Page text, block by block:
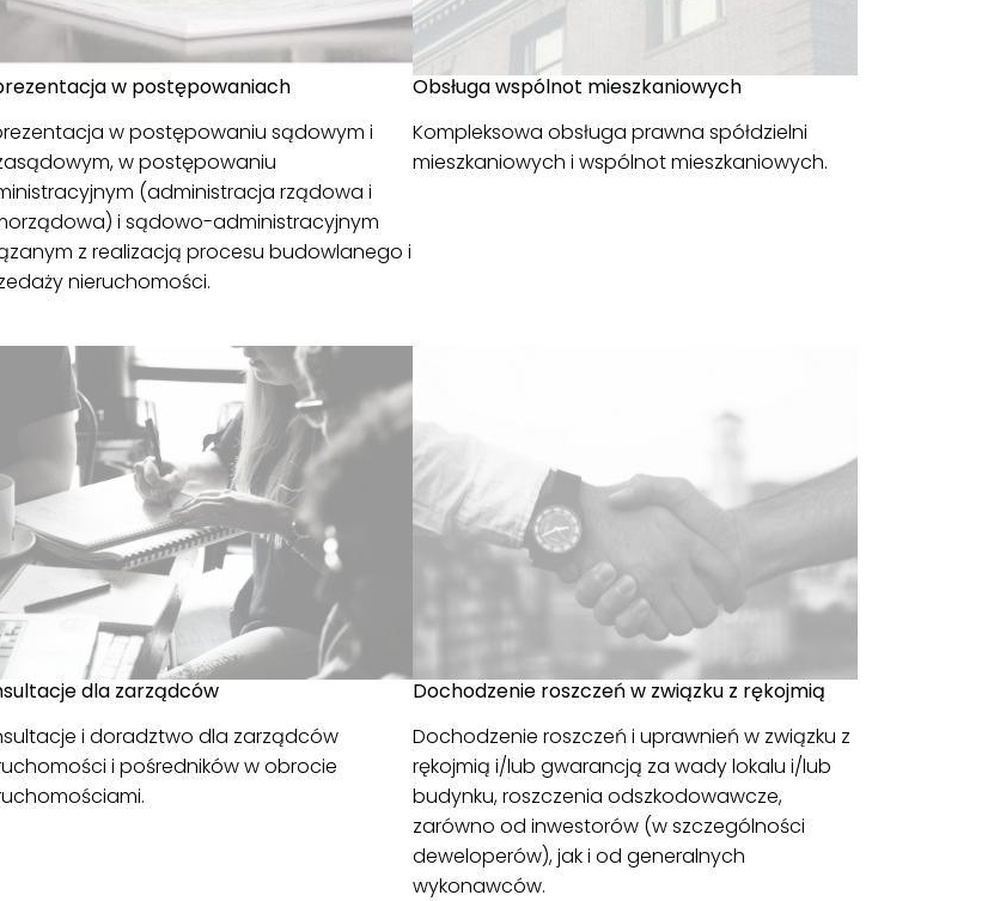
w postępowaniach
w postępowaniu sądowym i
w postępowaniu
(administracja rządowa i
i sądowo-administracyjnym
z realizacją procesu budowlanego i
nieruchomości.
Obsługa wspólnot mieszkaniowych
Kompleksowa obsługa prawna spółdzielni
mieszkaniowych i wspólnot mieszkaniowych.
dla zarządców
i doradztwo dla zarządców
i pośredników w obrocie
Dochodzenie roszczeń w związku z rękojmią
Dochodzenie roszczeń i uprawnień w związku z
rękojmią i/lub gwarancją za wady lokalu i/lub
budynku, roszczenia odszkodowawcze,
zarówno od inwestorów (w szczególności
deweloperów), jak i od generalnych
wykonawców.